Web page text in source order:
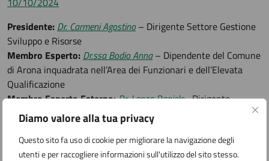
Diamo valore alla tua privacy
Questo sito fa uso di cookie per migliorare la navigazione degli
utenti e per raccogliere informazioni sull'utilizzo del sito stesso.
Presidente: Dr. Carmeni Agostino– Dirigente Settore Gestione
Sviluppo e Risorse
Membro Esperto: Dr.ssa Bodio Anna– Dipendente del Comune
di Arona inquadrata nell’Area dei Funzionari e dell’Elevata
Qualificazione
Membro Esperto Esterno:Dr. Lanza Daniele– Dirigente
dell’Area Economico Finanziaria presso la Provincia di Biella
Segretario:
Rag. Simeone Sonia
– Istruttore Ufficio Gestione
Risorse Umane